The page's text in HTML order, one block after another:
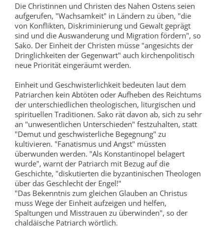
Die Christinnen und Christen des Nahen Ostens seien
aufgerufen, "Wachsamkeit" in Ländern zu üben, "die
von Konflikten, Diskriminierung und Gewalt geprägt
sind und die Auswanderung und Migration fördern", so
Sako. Der Einheit der Christen müsse "angesichts der
Dringlichkeiten der Gegenwart" auch kirchenpolitisch
neue Priorität eingeräumt werden.
Einheit und Geschwisterlichkeit bedeuten laut dem
Patriarchen kein Abtöten oder Aufheben des Reichtums
der unterschiedlichen theologischen, liturgischen und
spirituellen Traditionen. Sako rät davon ab, sich zu sehr
an "unwesentlichen Unterschieden" festzuhalten, statt
"Demut und geschwisterliche Begegnung" zu
kultivieren. "Fanatismus und Angst" müssten
überwunden werden. "Als Konstantinopel belagert
wurde", warnt der Patriarch mit Bezug auf die
Geschichte, "diskutierten die byzantinischen Theologen
über das Geschlecht der Engel!"
"Das Bekenntnis zum gleichen Glauben an Christus
muss Wege der Einheit aufzeigen und helfen,
Spaltungen und Misstrauen zu überwinden", so der
chaldäische Patriarch wörtlich.